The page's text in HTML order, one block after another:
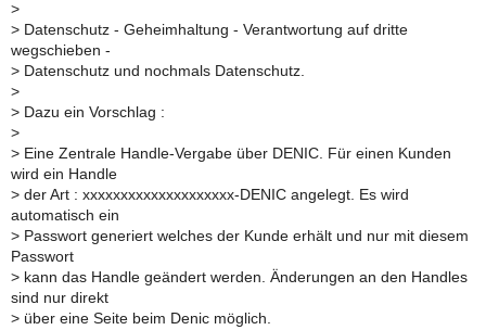
>
> Datenschutz - Geheimhaltung - Verantwortung auf dritte
wegschieben -
> Datenschutz und nochmals Datenschutz.
>
> Dazu ein Vorschlag :
>
> Eine Zentrale Handle-Vergabe über DENIC. Für einen Kunden
wird ein Handle
> der Art : xxxxxxxxxxxxxxxxxxxx-DENIC angelegt. Es wird
automatisch ein
> Passwort generiert welches der Kunde erhält und nur mit diesem
Passwort
> kann das Handle geändert werden. Änderungen an den Handles
sind nur direkt
> über eine Seite beim Denic möglich.